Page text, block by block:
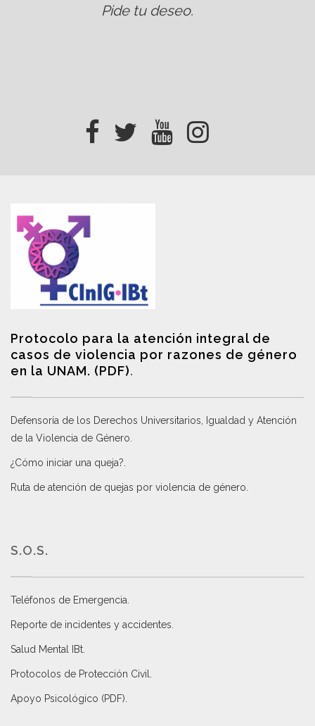
Pide tu deseo.
Protocolo para la atención integral de
casos de violencia por razones de género
en la UNAM. (PDF).
Defensoría de los Derechos Universitarios, Igualdad y Atención
de la Violencia de Género
¿Cómo iniciar una queja?
Ruta de atención de quejas por violencia de género
S.O.S.
Teléfonos de Emergencia.
Reporte de incidentes y accidentes
Salud Mental IBt
Protocolos de Protección Civil
Apoyo Psicológico (PDF)